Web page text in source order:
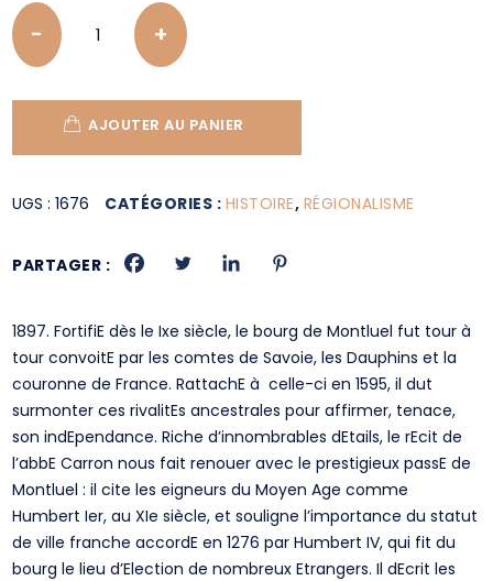
Quantity
AJOUTER AU PANIER
UGS :1676 CATÉGORIES : HISTOIRE, RÉGIONALISME
PARTAGER :
1897. FortifiE dès le Ixe siècle, le bourg de Montluel fut tour à
tour convoitE par les comtes de Savoie, les Dauphins et la
couronne de France. RattachE à celle-ci en 1595, il dut
surmonter ces rivalitEs ancestrales pour affirmer, tenace,
son indEpendance. Riche d’innombrables dEtails, le rEcit de
l’abbE Carron nous fait renouer avec le prestigieux passE de
Montluel : il cite les eigneurs du Moyen Age comme
Humbert Ier, au XIe siècle, et souligne l’importance du statut
de ville franche accordE en 1276 par Humbert IV, qui fit du
bourg le lieu d’Election de nombreux Etrangers. Il dEcrit les